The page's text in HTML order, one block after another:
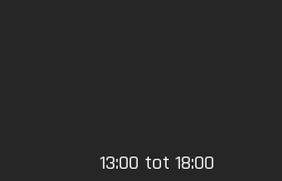
13:00 tot 18:00